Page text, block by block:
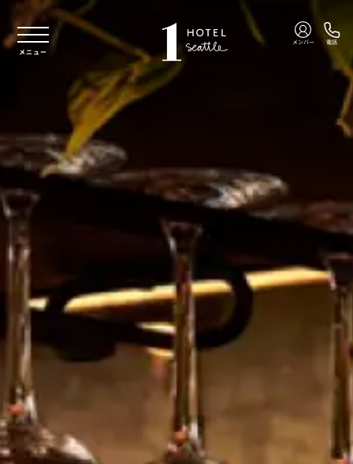
本文へスキップ
メニュー
メンバー 電話